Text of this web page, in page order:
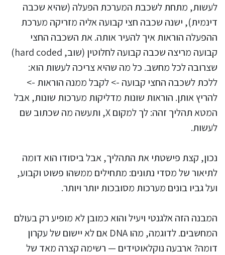
לעשות, מתחת לשכבת המערכת הפעלה (שהיא שכבה
דינמית), ישנה שכבה חצי קבועה אליה מזריקה מערכת
ההפעלה הוראות איך להעיר אותה. את השכבה החצי
קבועה מריצה שכבה קבועה לחלוטין (שוב, hard coded)
שצרובה לכל מחשב. כל מה שהיא צריכה לעשות הוא:
ללכת לשכבה החצי קבועה -> לקבל ממנה הוראות ->
להריץ אותן. הוראות שונות מדליקות מערכות שונות, אבל
המטא תהליך זהה: לך למקום X, ותעשה מה שכתוב שם
לעשות.
נכון, קצת פישטתי את התהליך, אבל ביסודו הוא דומה
לתיאור של מסדי נתונים: מתחילים ממשהו פשוט וקבוע,
ועל גביו בונים מערכות מסובכות יותר ויותר.
המבנה הזה אלגנטי ויעיל והוא כמובן לא מופיע רק בעולם
המחשבים. לדוגמה, מהו DNA אם לא יישום של עקרון
דומה? ארבעה נוקלאוטידים — רשימה קצרה מאד של